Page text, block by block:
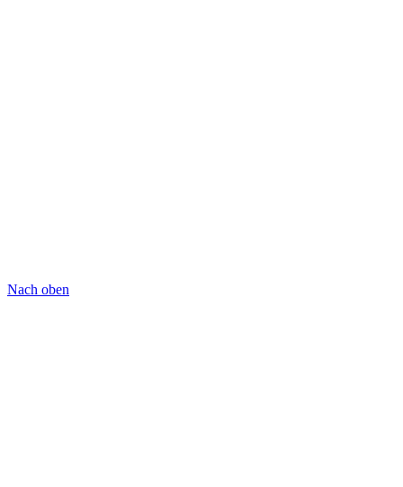
Nach oben